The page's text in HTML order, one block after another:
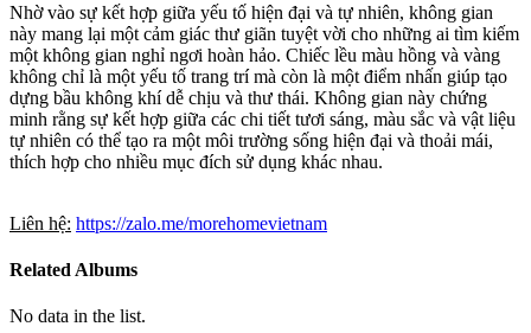
Nhờ vào sự kết hợp giữa yếu tố hiện đại và tự nhiên, không gian
này mang lại một cảm giác thư giãn tuyệt vời cho những ai tìm kiếm
một không gian nghỉ ngơi hoàn hảo. Chiếc lều màu hồng và vàng
không chỉ là một yếu tố trang trí mà còn là một điểm nhấn giúp tạo
dựng bầu không khí dễ chịu và thư thái. Không gian này chứng
minh rằng sự kết hợp giữa các chi tiết tươi sáng, màu sắc và vật liệu
tự nhiên có thể tạo ra một môi trường sống hiện đại và thoải mái,
thích hợp cho nhiều mục đích sử dụng khác nhau.
Liên hệ: https://zalo.me/morehomevietnam
Related Albums
No data in the list.